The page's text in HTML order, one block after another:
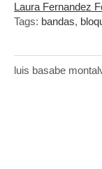
Laura Fernandez
Tags: bandas,
luis basabe